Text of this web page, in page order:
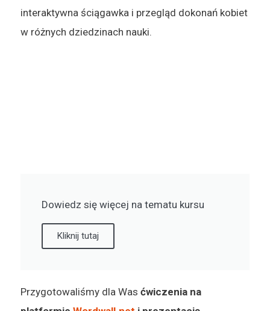
interaktywna ściągawka i przegląd dokonań kobiet
w różnych dziedzinach nauki.
Dowiedz się więcej na tematu kursu
Kliknij tutaj
Przygotowaliśmy dla Was ćwiczenia na